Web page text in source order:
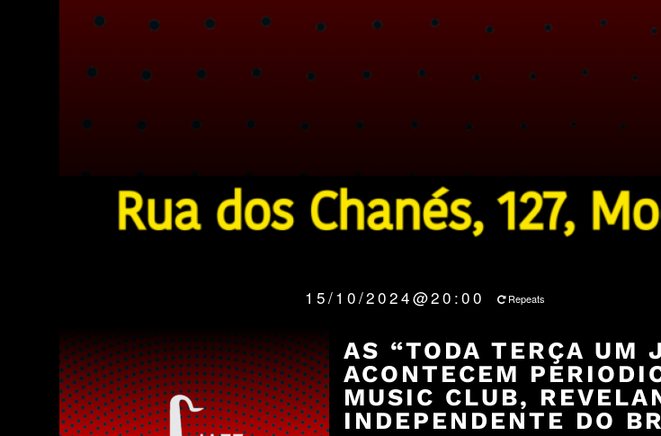
15/10/2024@20:00 Repeats
AS “TODA TERÇA UM
ACONTECEM
MUSIC CLUB,
INDEPENDENTE DO